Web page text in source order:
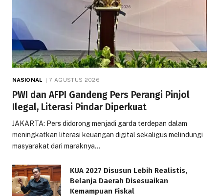
NASIONAL 7 AGUSTUS 2026
PWI dan AFPI Gandeng Pers Perangi Pinjol
Ilegal, Literasi Pindar Diperkuat
JAKARTA: Pers didorong menjadi garda terdepan dalam
meningkatkan literasi keuangan digital sekaligus melindungi
masyarakat dari maraknya…
KUA 2027 Disusun Lebih Realistis,
Belanja Daerah Disesuaikan
Kemampuan Fiskal